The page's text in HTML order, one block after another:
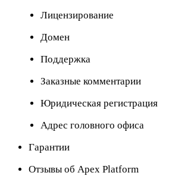
Лицензирование
Домен
Поддержка
Заказные комментарии
Юридическая регистрация
Адрес головного офиса
Гарантии
Отзывы об Apex Platform